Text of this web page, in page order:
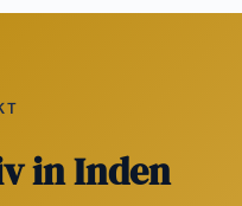
in Inden